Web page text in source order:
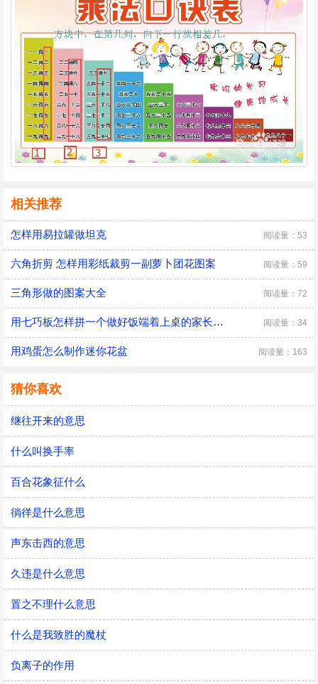
相关推荐
怎样用易拉罐做坦克 阅读量：53
六角折剪 怎样用彩纸裁剪一副萝卜团花图案 阅读量：59
三角形做的图案大全 阅读量：72
用七巧板怎样拼一个做好饭端着上桌的家长呢？ 阅读量：34
用鸡蛋怎么制作迷你花盆 阅读量：163
猜你喜欢
继往开来的意思
什么叫换手率
百合花象征什么
徜徉是什么意思
声东击西的意思
久违是什么意思
置之不理什么意思
什么是我致胜的魔杖
负离子的作用